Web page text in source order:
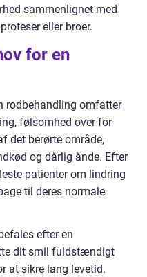
sammenlignet med
eller broer.
for en
rodbehandling omfatter
følsomhed over for
det berørte område,
og dårlig ånde. Efter
patienter om lindring
til deres normale
efter en
dit smil fuldstændigt
at sikre lang levetid.